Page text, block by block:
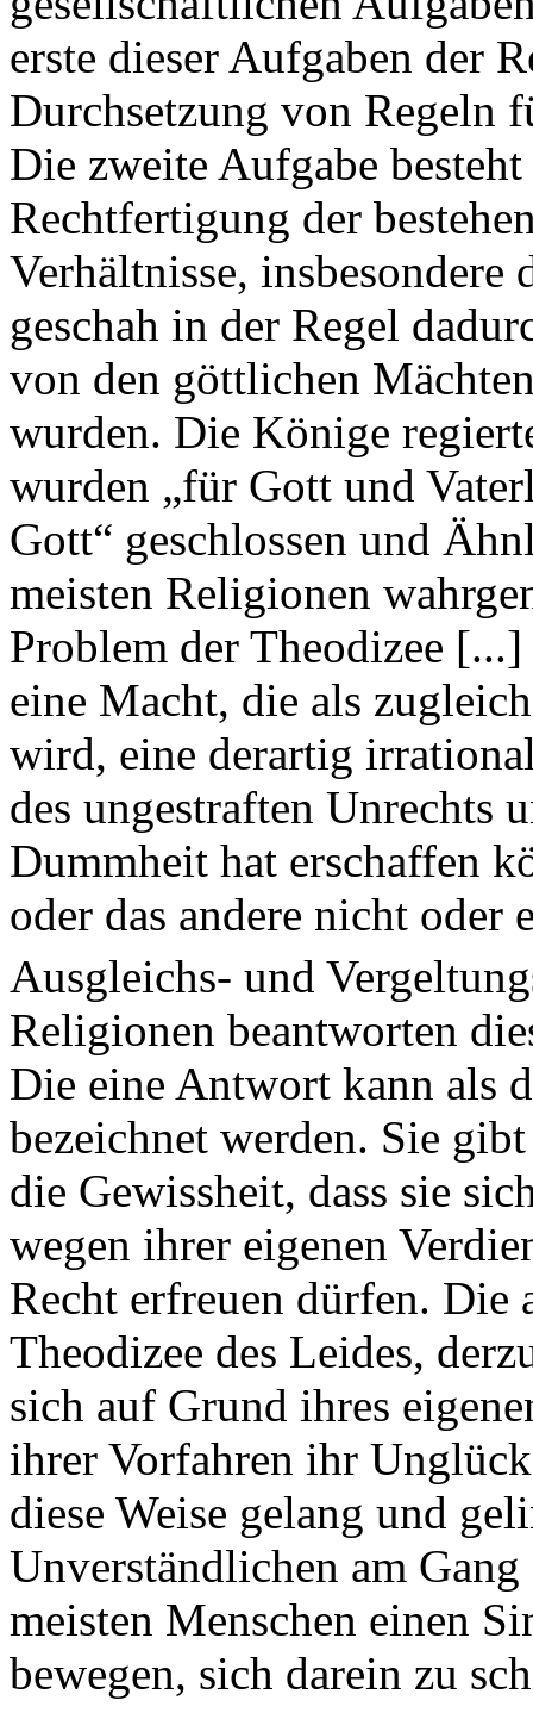
erste dieser Aufgaben der
Durchsetzung von Regeln
Die zweite Aufgabe
Rechtfertigung der
Verhältnisse, insbesondere
geschah in der Regel
von den göttlichen
wurden. Die Könige
wurden „für Gott und
Gott“ geschlossen und
meisten Religionen
Problem der Theodizee
eine Macht, die als
wird, eine derartig
des ungestraften Unrechts
Dummheit hat erschaffen
oder das andere nicht oder
Ausgleichs- und
Religionen beantworten
Die eine Antwort kann als
bezeichnet werden. Sie
die Gewissheit, dass sie
wegen ihrer eigenen
Recht erfreuen dürfen. Die
Theodizee des Leides,
sich auf Grund ihres
ihrer Vorfahren ihr
diese Weise gelang und
Unverständlichen am
meisten Menschen einen
bewegen, sich darein zu